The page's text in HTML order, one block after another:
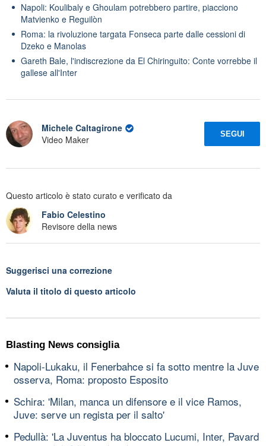
Napoli: Koulibaly e Ghoulam potrebbero partire, piacciono
Matvienko e Reguilòn
Roma: la rivoluzione targata Fonseca parte dalle cessioni di
Dzeko e Manolas
Gareth Bale, l'indiscrezione da El Chiringuito: Conte vorrebbe il
gallese all'Inter
Michele Caltagirone
Video Maker
SEGUI
Questo articolo è stato curato e verificato da
Fabio Celestino
Revisore della news
Suggerisci una correzione
Valuta il titolo di questo articolo
Blasting News consiglia
Napoli-Lukaku, il Fenerbahce si fa sotto mentre la Juve
osserva, Roma: proposto Esposito
Schira: 'Milan, manca un difensore e il vice Ramos,
Juve: serve un regista per il salto'
Pedullà: 'La Juventus ha bloccato Lucumi, Inter, Pavard